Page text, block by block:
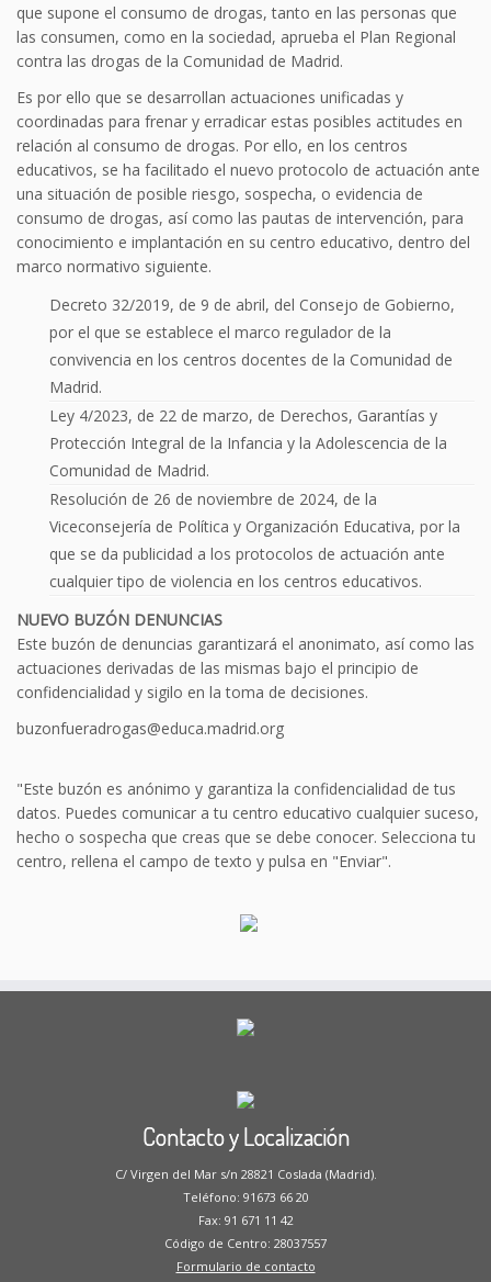
que supone el consumo de drogas, tanto en las personas que
las consumen, como en la sociedad, aprueba el Plan Regional
contra las drogas de la Comunidad de Madrid.
Es por ello que se desarrollan actuaciones unificadas y
coordinadas para frenar y erradicar estas posibles actitudes en
relación al consumo de drogas. Por ello, en los centros
educativos, se ha facilitado el nuevo protocolo de actuación ante
una situación de posible riesgo, sospecha, o evidencia de
consumo de drogas, así como las pautas de intervención, para
conocimiento e implantación en su centro educativo, dentro del
marco normativo siguiente.
Decreto 32/2019, de 9 de abril, del Consejo de Gobierno,
por el que se establece el marco regulador de la
convivencia en los centros docentes de la Comunidad de
Madrid.
Ley 4/2023, de 22 de marzo, de Derechos, Garantías y
Protección Integral de la Infancia y la Adolescencia de la
Comunidad de Madrid.
Resolución de 26 de noviembre de 2024, de la
Viceconsejería de Política y Organización Educativa, por la
que se da publicidad a los protocolos de actuación ante
cualquier tipo de violencia en los centros educativos.
NUEVO BUZÓN DENUNCIAS
Este buzón de denuncias garantizará el anonimato, así como las
actuaciones derivadas de las mismas bajo el principio de
confidencialidad y sigilo en la toma de decisiones.
buzonfueradrogas@educa.madrid.org
"Este buzón es anónimo y garantiza la confidencialidad de tus
datos. Puedes comunicar a tu centro educativo cualquier suceso,
hecho o sospecha que creas que se debe conocer. Selecciona tu
centro, rellena el campo de texto y pulsa en "Enviar".
Contacto y Localización
C/ Virgen del Mar s/n 28821 Coslada (Madrid).
Teléfono: 91673 66 20
Fax: 91 671 11 42
Código de Centro: 28037557
Formulario de contacto